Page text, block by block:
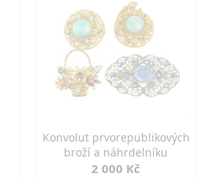
Konvolut prvorepublikových
broží a náhrdelníku
2 000 Kč